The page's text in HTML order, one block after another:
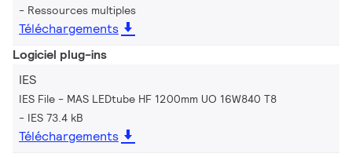
Ressources multiples
Téléchargements
Logiciel plug-ins
IES
IES File - MAS LEDtube HF 1200mm UO 16W840 T8
IES 73.4 kB
Téléchargements